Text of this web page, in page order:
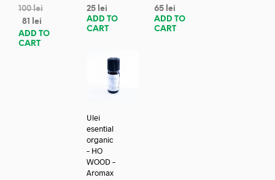
100lei
81
lei
ADD TO
CART
25 lei
ADD TO
CART
65 lei
ADD TO
CART
Ulei
esential
organic
– HO
WOOD –
Aromax